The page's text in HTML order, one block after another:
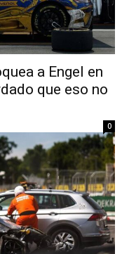
a Engel en
que eso no
0